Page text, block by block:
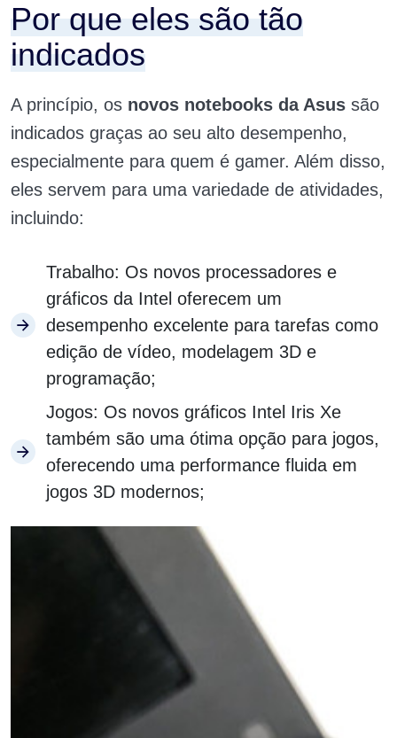
Por que eles são tão
indicados
A princípio, os novos notebooks da Asus são
indicados graças ao seu alto desempenho,
especialmente para quem é gamer. Além disso,
eles servem para uma variedade de atividades,
incluindo:
Trabalho: Os novos processadores e
gráficos da Intel oferecem um
desempenho excelente para tarefas como
edição de vídeo, modelagem 3D e
programação;
Jogos: Os novos gráficos Intel Iris Xe
também são uma ótima opção para jogos,
oferecendo uma performance fluida em
jogos 3D modernos;